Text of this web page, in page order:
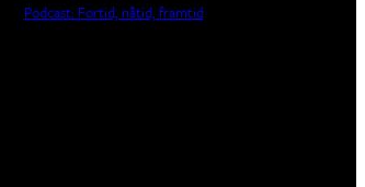
Podcast: Fortid, nåtid, framtid